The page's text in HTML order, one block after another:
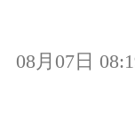
08月07日